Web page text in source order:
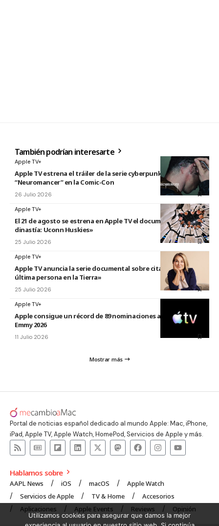
También podrían interesarte
Apple TV+
Apple TV estrena el tráiler de la serie cyberpunk
“Neuromancer” en la Comic-Con
26 Julio 2026
Apple TV+
El 21 de agosto se estrena en Apple TV el documental «La
dinastía: Uconn Huskies»
25 Julio 2026
Apple TV+
Apple TV anuncia la serie documental sobre citas titulada «La
última persona en la Tierra»
25 Julio 2026
Apple TV+
Apple consigue un récord de 89 nominaciones a los premios
Emmy 2026
11 Julio 2026
Mostrar más
Portal de noticias español dedicado al mundo Apple: Mac, iPhone,
iPad, Apple TV, Apple Watch, HomePod, Servicios de Apple y más.
Hablamos sobre
AAPL News iOS macOS
Apple Watch
Servicios de Apple
TV & Home
Accesorios
Aplicaciones
Apple Events Reviews Opinión
Utilizamos cookies para asegurar que damos la mejor